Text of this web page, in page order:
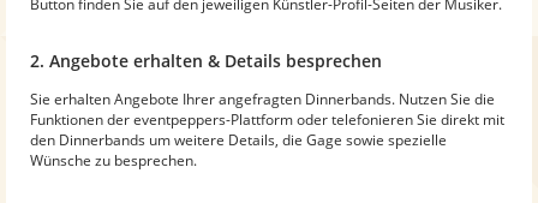
2. Angebote erhalten & Details besprechen
Sie erhalten Angebote Ihrer angefragten Dinnerbands. Nutzen Sie die
Funktionen der eventpeppers-Plattform oder telefonieren Sie direkt mit
den Dinnerbands um weitere Details, die Gage sowie spezielle
Wünsche zu besprechen.